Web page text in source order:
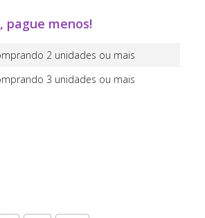
pague menos!
2 unidades ou mais
3 unidades ou mais